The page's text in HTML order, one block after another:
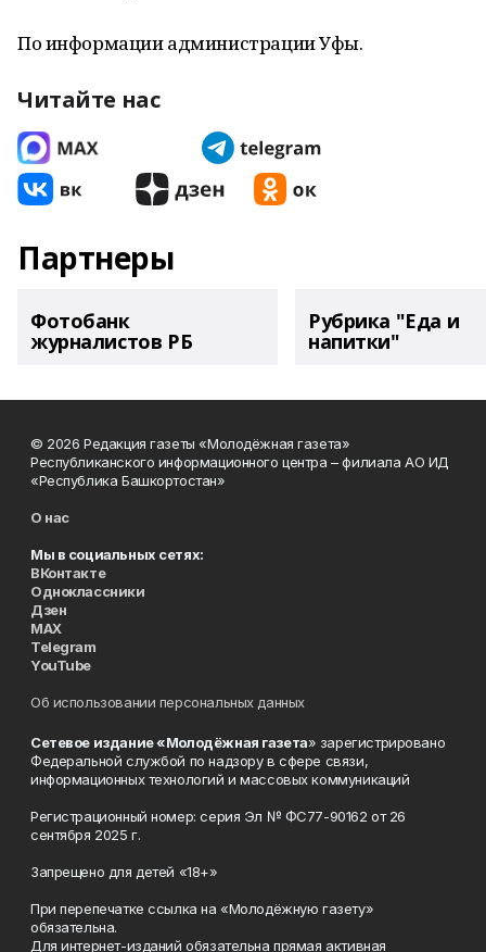
По информации администрации Уфы.
Читайте нас
Партнеры
Фотобанк
журналистов РБ
Рубрика "Еда и
напитки"
© 2026 Редакция газеты «Молодёжная газета»
Республиканского информационного центра – филиала АО ИД
«Республика Башкортостан»
О нас
Мы в социальных сетях:
ВКонтакте
Одноклассники
Дзен
MAX
Telegram
YouTube
Об использовании персональных данных
Сетевое издание «Молодёжная газета» зарегистрировано
Федеральной службой по надзору в сфере связи,
информационных технологий и массовых коммуникаций
Регистрационный номер: серия Эл № ФС77-90162 от 26
сентября 2025 г.
Запрещено для детей «18+»
При перепечатке ссылка на «Молодёжную газету»
обязательна.
Для интернет-изданий обязательна прямая активная